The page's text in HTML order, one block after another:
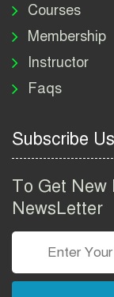
Courses
Membership
Instructor
Faqs
Subscribe Us
To Get New
NewsLetter